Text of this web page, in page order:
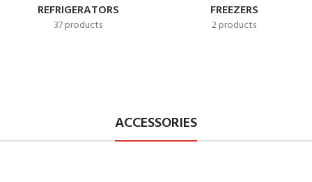
REFRIGERATORS
37 products
FREEZERS
2 products
ACCESSORIES